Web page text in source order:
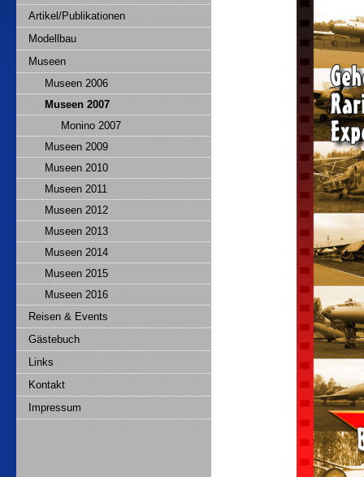
Artikel/Publikationen
Modellbau
Museen
Museen 2006
Museen 2007
Monino 2007
Museen 2009
Museen 2010
Museen 2011
Museen 2012
Museen 2013
Museen 2014
Museen 2015
Museen 2016
Reisen & Events
Gästebuch
Links
Kontakt
Impressum